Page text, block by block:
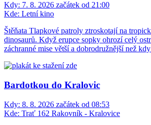
Kdy: 7. 8. 2026 začátek od 21:00
Kde: Letní kino
Štěňata Tlapkové patroly ztroskotají na
dinosaurů. Když erupce sopky ohrozí celý
záchranné mise větší a dobrodružnější než
Bardotkou do Kralovic
Kdy: 8. 8. 2026 začátek od 08:53
Kde: Trať 162 Rakovník - Kralovice